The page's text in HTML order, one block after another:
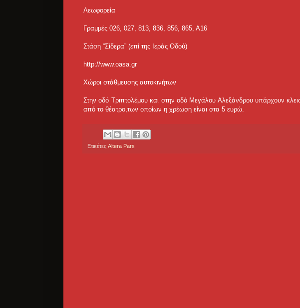
Λεωφορεία
Γραμμές 026, 027, 813, 836, 856, 865, Α16
Στάση “Σίδερα” (επί της Ιεράς Οδού)
http://www.oasa.gr
Χώροι στάθμευσης αυτοκινήτων
Στην οδό Τριπτολέμου και στην οδό Μεγάλου Αλεξάνδρου υπάρχουν
από το θέατρο,των οποίων η χρέωση είναι στα 5 ευρώ.
Ετικέτες Altera Pars